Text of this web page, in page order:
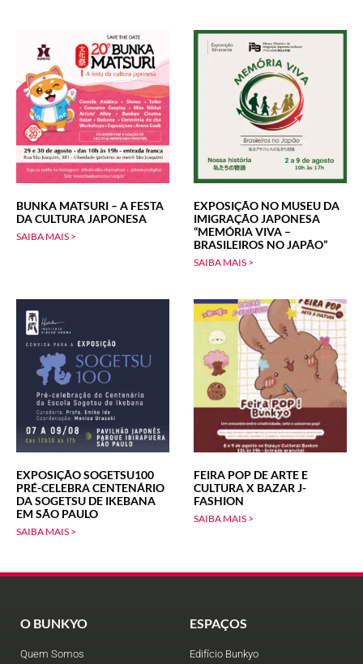
BUNKA MATSURI – A FESTA
DA CULTURA JAPONESA
SAIBA MAIS >
EXPOSIÇÃO NO MUSEU DA
IMIGRAÇÃO JAPONESA
“MEMÓRIA VIVA –
BRASILEIROS NO JAPÃO”
SAIBA MAIS >
EXPOSIÇÃO SOGETSU100
PRÉ-CELEBRA CENTENÁRIO
DA SOGETSU DE IKEBANA
EM SÃO PAULO
SAIBA MAIS >
FEIRA POP DE ARTE E
CULTURA X BAZAR J-
FASHION
SAIBA MAIS >
O BUNKYO
Quem Somos
ESPAÇOS
Edifício Bunkyo